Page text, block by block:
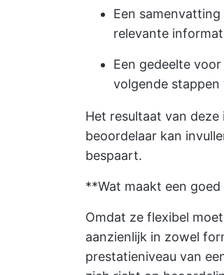
Een
relevante
Een gedeelte
volgende
Het resultaat van
beoordelaar kan
bespaart.
**Wat maakt een goed
Omdat ze flexibel
aanzienlijk in zowel
prestatieniveau van